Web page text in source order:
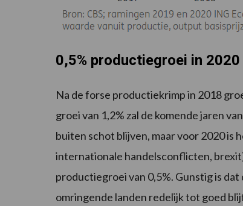
0,5% productiegroei in 2020
Na de forse productiekrimp in 2018
groei van 1,2% zal de komende jaren
buiten schot blijven, maar voor 2020 is
internationale handelsconflicten,
productiegroei van 0,5%. Gunstig is
omringende landen redelijk tot goed